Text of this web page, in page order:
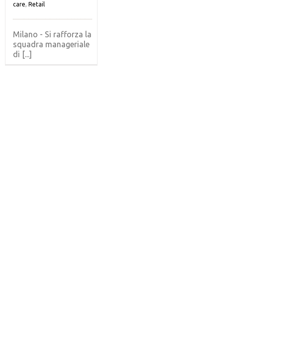
care Retail
Milano - Si rafforza la
squadra manageriale
di [...]